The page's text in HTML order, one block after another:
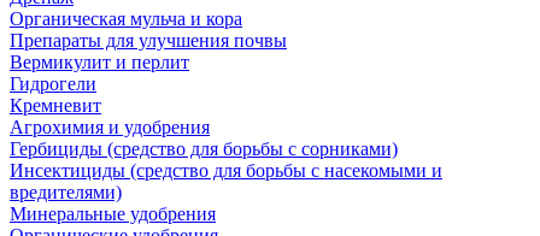
Органическая мульча и кора
Препараты для улучшения почвы
Вермикулит и перлит
Гидрогели
Кремневит
Агрохимия и удобрения
Гербициды (средство для борьбы с сорниками)
Инсектициды (средство для борьбы с насекомыми и
вредителями)
Минеральные удобрения